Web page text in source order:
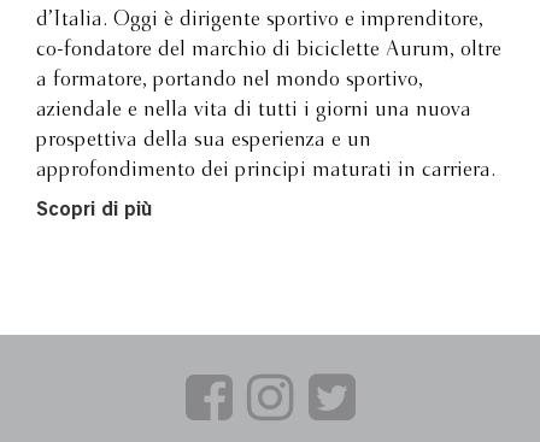
d’Italia. Oggi è dirigente sportivo e imprenditore,
co-fondatore del marchio di biciclette Aurum, oltre
a formatore, portando nel mondo sportivo,
aziendale e nella vita di tutti i giorni una nuova
prospettiva della sua esperienza e un
approfondimento dei principi maturati in carriera.
Scopri di più